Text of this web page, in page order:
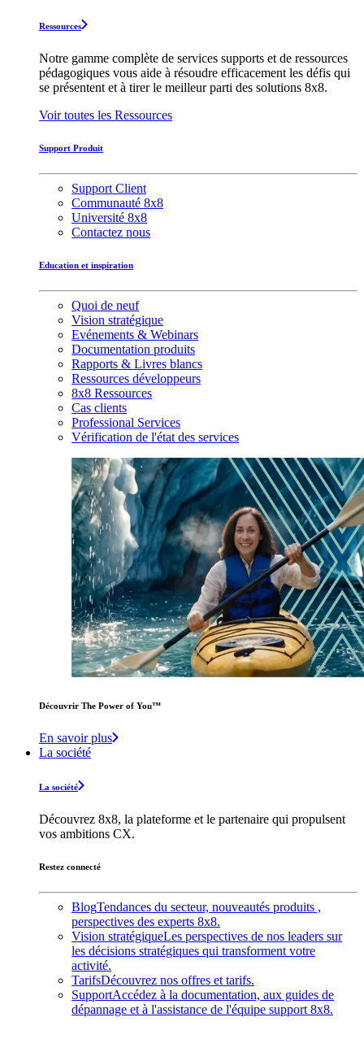
Ressources
Notre gamme complète de services supports et de ressources
pédagogiques vous aide à résoudre efficacement les défis qui
se présentent et à tirer le meilleur parti des solutions 8x8.
Voir toutes les Ressources
Support Produit
Support Client
Communauté 8x8
Université 8x8
Contactez nous
Education et inspiration
Quoi de neuf
Vision stratégique
Evénements & Webinars
Documentation produits
Rapports & Livres blancs
Ressources développeurs
8x8 Ressources
Cas clients
Professional Services
Vérification de l'état des services
Découvrir The Power of You™️
En savoir plus
La société
La société
Découvrez 8x8, la plateforme et le partenaire qui propulsent
vos ambitions CX.
Restez connecté
BlogTendances du secteur, nouveautés produits ,
perspectives des experts 8x8.
Vision stratégiqueLes perspectives de nos leaders sur
les décisions stratégiques qui transforment votre
activité.
TarifsDécouvrez nos offres et tarifs.
SupportAccédez à la documentation, aux guides de
dépannage et à l'assistance de l'équipe support 8x8.